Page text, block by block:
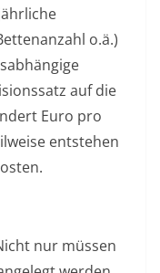
o.ä.)
auf die
Euro pro
entstehen
nur müssen